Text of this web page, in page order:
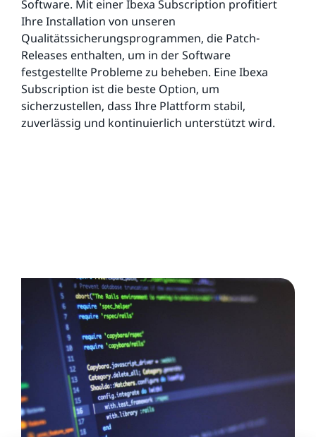
Software. Mit einer Ibexa Subscription profitiert
Ihre Installation von unseren
Qualitätssicherungsprogrammen, die Patch-
Releases enthalten, um in der Software
festgestellte Probleme zu beheben. Eine Ibexa
Subscription ist die beste Option, um
sicherzustellen, dass Ihre Plattform stabil,
zuverlässig und kontinuierlich unterstützt wird.